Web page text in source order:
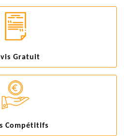
Gratuit
Compétitifs